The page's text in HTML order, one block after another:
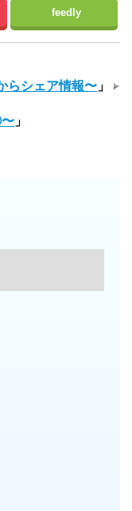
feedly
らシェア情報〜 」
」